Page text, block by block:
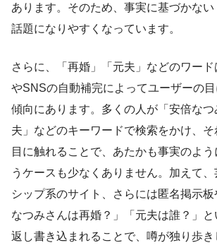
あります。そのため、事実に基づかな
話題になりやすくなっています。
さらに、「再婚」「元夫」などのワー
やSNSの自動補完によってユーザーの
傾向にあります。多くの人が「安倍な
夫」などのキーワードで検索をかけ、
目に触れることで、あたかも事実のよう
うケースも少なくありません。加えて
シップ系のサイト、さらには匿名掲示
なつみさんは再婚？」「元夫は誰？」と
返し書き込まれることで、噂が独り歩